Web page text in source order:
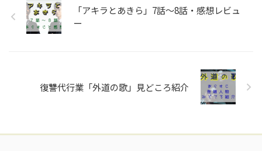
「アキラとあきら」7話～8話・感想レビュ
ー
復讐代行業「外道の歌」見どころ紹介